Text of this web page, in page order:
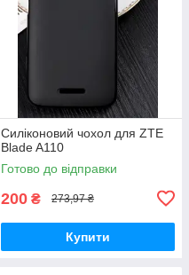
Силіконовий чохол для ZTE
Blade A110
Готово до відправки
200 ₴ 273,97 ₴
Купити